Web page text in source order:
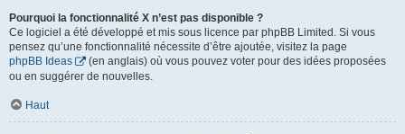
Pourquoi la fonctionnalité X n’est pas disponible ?
Ce logiciel a été développé et mis sous licence par phpBB Limited. Si vous
pensez qu’une fonctionnalité nécessite d’être ajoutée, visitez la page
phpBB Ideas
(en anglais) où vous pouvez voter pour des idées proposées
ou en suggérer de nouvelles.
Haut